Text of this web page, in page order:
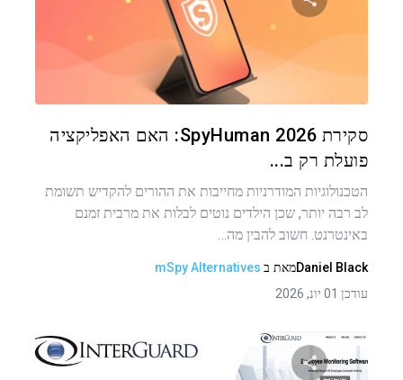
שתף מאמר זה
סקירת SpyHuman 2026: האם האפליקציה
פועלת רק ב...
הטכנולוגיות המודרניות מחייבות את ההורים להקדיש תשומת
לב רבה יותר, שכן הילדים נוטים לבלות את מרבית זמנם
באינטרנט. חשוב להבין מה…
Daniel Blackמאת ב mSpy Alternatives
עודכן 01 יונ, 2026
ניווט